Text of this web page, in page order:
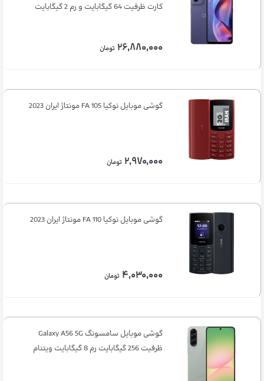
کارت ظرفیت 64 گیگابایت و رم 2 گیگابایت
۲۶,۸۸۰,۰۰۰ تومان
گوشی موبایل نوکیا 105 FA مونتاژ ایران 2023
۲,۹۷۰,۰۰۰ تومان
گوشی موبایل نوکیا 110 FA مونتاژ ایران 2023
۴,۰۳۰,۰۰۰ تومان
گوشی موبايل سامسونگ Galaxy A56 5G
ظرفیت 256 گیگابایت رم 8 گیگابایت ویتنام